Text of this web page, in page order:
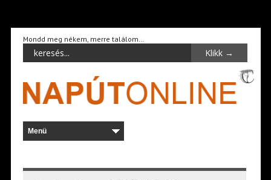
Mondd meg nékem, merre találom…